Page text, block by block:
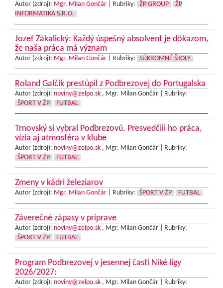
Autor (zdroj): Mgr. Milan Gončár Rubriky: ŽP GROUP
ŽP
INFORMATIKA S.R.O.
Jozef Zákalický: Každý úspešný absolvent je dôkazom,
že naša práca má význam
Autor (zdroj): Mgr. Milan Gončár Rubriky: SÚKROMNÉ ŠKOLY
Roland Galčík prestúpil z Podbrezovej do Portugalska
Autor (zdroj): noviny@zelpo.sk , Mgr. Milan Gončár |
Rubriky:
ŠPORT V ŽP
FUTBAL
Trnovský si vybral Podbrezovú. Presvedčili ho práca,
vízia aj atmosféra v klube
Autor (zdroj): noviny@zelpo.sk , Mgr. Milan Gončár |
Rubriky:
ŠPORT V ŽP
FUTBAL
Zmeny v kádri železiarov
Autor (zdroj): Mgr. Milan Gončár Rubriky: ŠPORT V ŽP FUTBAL
Záverečné zápasy v príprave
Autor (zdroj): noviny@zelpo.sk , Mgr. Milan Gončár |
Rubriky:
ŠPORT V ŽP
FUTBAL
Program Podbrezovej v jesennej časti Niké ligy
2026/2027:
Autor (zdroj): noviny@zelpo.sk , Mgr. Milan Gončár | Rubriky: